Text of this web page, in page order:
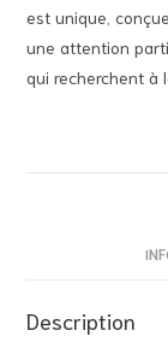
est unique,
une attention
qui recherchent à
Description